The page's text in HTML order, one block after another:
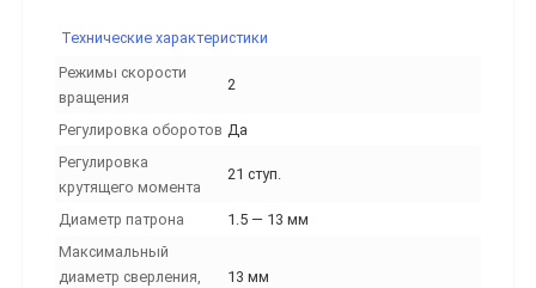
Технические характеристики
Режимы скорости
вращения
2
Регулировка оборотов Да
Регулировка
крутящего момента
21 ступ.
Диаметр патрона
1.5 — 13 мм
Максимальный
диаметр сверления,
13 мм